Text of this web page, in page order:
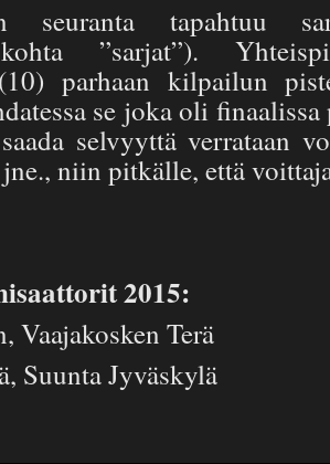
seuranta tapahtuu
”sarjat”).
parhaan kilpailun
se joka oli
selvyyttä verrataan
niin pitkälle, että
2015:
Vaajakosken Terä
Suunta Jyväskylä